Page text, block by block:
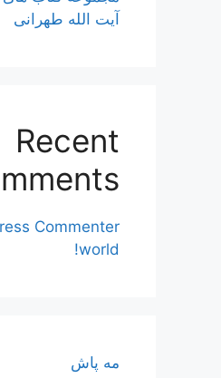
آیت الله طهرانی
Recent
Commenter
world!
مه پاش